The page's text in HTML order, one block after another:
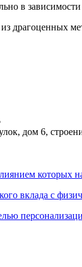
в
дом 6,
которых
вклада с